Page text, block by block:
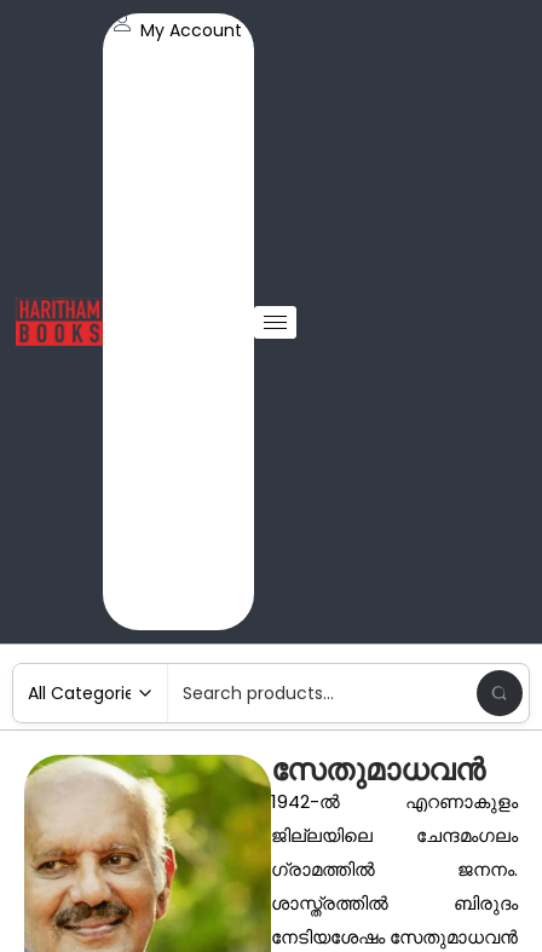
My Account
സേതുമാധവന്‍
1942-ല്‍ എറണാകുളം
ജില്ലയിലെ ചേന്ദമംഗലം
ഗ്രാമത്തില്‍ ജനനം.
ശാസ്ത്രത്തില്‍ ബിരുദം
നേടിയശേഷം സേതുമാധവന്‍